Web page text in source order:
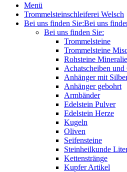
Menü
Trommelsteinschleiferei Welsch
Bei uns finden Sie:Bei uns
Bei uns finden Sie:
Trommelsteine
Trommelsteine
Rohsteine
Achatscheiben und
Anhänger mit
Anhänger gebohrt
Armbänder
Edelstein Pulver
Edelstein Herze
Kugeln
Oliven
Seifensteine
Steinheilkunde
Kettenstränge
Kupfer Artikel